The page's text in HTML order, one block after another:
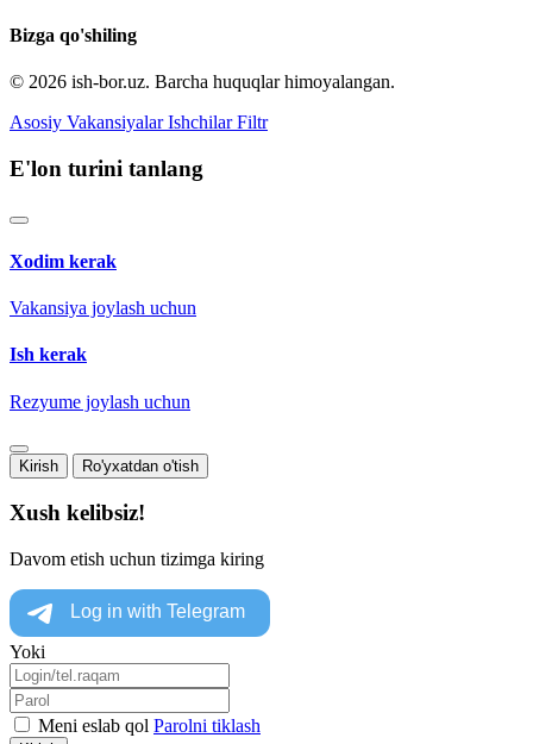
Bizga qo'shiling
© 2026 ish-bor.uz. Barcha huquqlar himoyalangan.
Asosiy Vakansiyalar Ishchilar Filtr
E'lon turini tanlang
Xodim kerak
Vakansiya joylash uchun
Ish kerak
Rezyume joylash uchun
Kirish Ro'yxatdan o'tish
Xush kelibsiz!
Davom etish uchun tizimga kiring
Yoki
Meni eslab qol Parolni tiklash